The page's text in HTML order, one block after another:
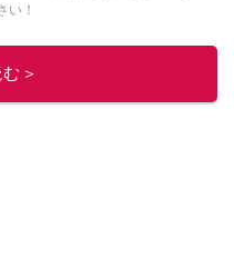
い！
オシストの他の記事を読む
＞